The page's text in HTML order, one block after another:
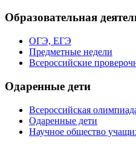
Образовательная
ОГЭ, ЕГЭ
Предметные недели
Всероссийские
Одаренные дети
Всероссийская
Одаренные дети
Научное общество